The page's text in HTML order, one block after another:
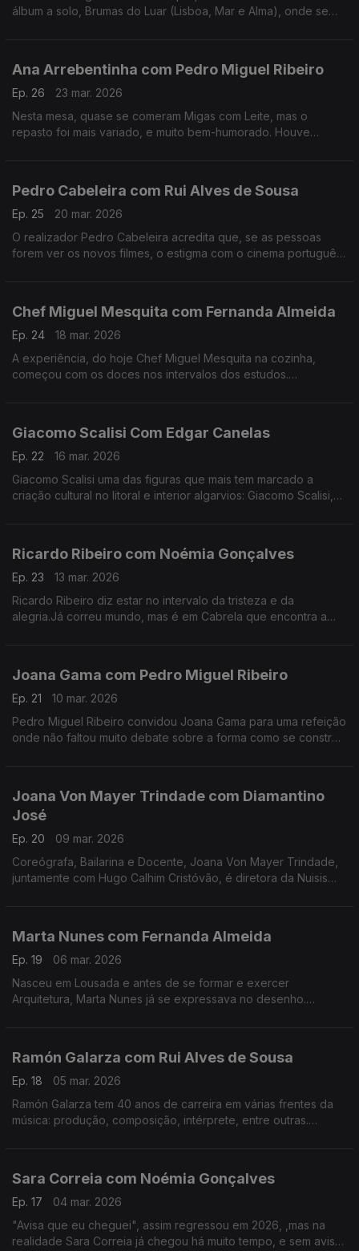
álbum a solo, Brumas do Luar (Lisboa, Mar e Alma), onde se
Ana Arrebentinha com Pedro Miguel Ribeiro
Ep. 26
23 mar. 2026
Nesta mesa, quase se comeram Migas com Leite, mas o
repasto foi mais variado, e muito bem-humorado. Houve
Pedro Cabeleira com Rui Alves de Sousa
Ep. 25
20 mar. 2026
O realizador Pedro Cabeleira acredita que, se as pessoas
forem ver os novos filmes, o estigma com o cinema português
Chef Miguel Mesquita com Fernanda Almeida
Ep. 24
18 mar. 2026
A experiência, do hoje Chef Miguel Mesquita na cozinha,
começou com os doces nos intervalos dos estudos.
Giacomo Scalisi Com Edgar Canelas
Ep. 22
16 mar. 2026
Giacomo Scalisi uma das figuras que mais tem marcado a
criação cultural no litoral e interior algarvios: Giacomo Scalisi,
Ricardo Ribeiro com Noémia Gonçalves
Ep. 23
13 mar. 2026
Ricardo Ribeiro diz estar no intervalo da tristeza e da
alegria.Já correu mundo, mas é em Cabrela que encontra a
Joana Gama com Pedro Miguel Ribeiro
Ep. 21
10 mar. 2026
Pedro Miguel Ribeiro convidou Joana Gama para uma refeição
onde não faltou muito debate sobre a forma como se constrói
Joana Von Mayer Trindade com Diamantino
José
Ep. 20
09 mar. 2026
Coreógrafa, Bailarina e Docente, Joana Von Mayer Trindade,
juntamente com Hugo Calhim Cristóvão, é diretora da Nuisis
Marta Nunes com Fernanda Almeida
Ep. 19
06 mar. 2026
Nasceu em Lousada e antes de se formar e exercer
Arquitetura, Marta Nunes já se expressava no desenho.
Ramón Galarza com Rui Alves de Sousa
Ep. 18
05 mar. 2026
Ramón Galarza tem 40 anos de carreira em várias frentes da
música: produção, composição, intérprete, entre outras.
Sara Correia com Noémia Gonçalves
Ep. 17
04 mar. 2026
"Avisa que eu cheguei", assim regressou em 2026, ,mas na
realidade Sara Correia já chegou há muito tempo, e sem aviso